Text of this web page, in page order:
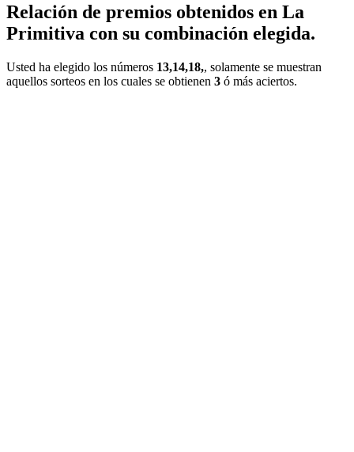
Relación de premios obtenidos en La
Primitiva con su combinación elegida.
Usted ha elegido los números 13,14,18,, solamente se muestran
aquellos sorteos en los cuales se obtienen 3 ó más aciertos.